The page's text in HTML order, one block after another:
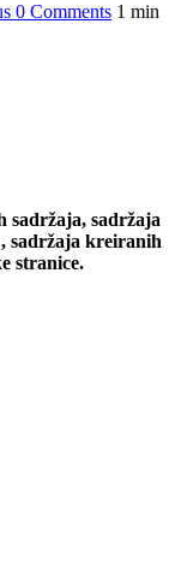
0 Comments 1 min
sadržaja, sadržaja
sadržaja kreiranih
stranice.